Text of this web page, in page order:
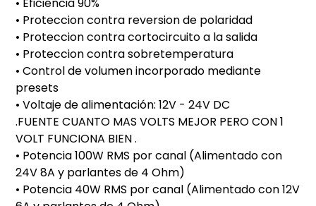
• Eficiencia 90%
• Proteccion contra reversion de polaridad
• Proteccion contra cortocircuito a la salida
• Proteccion contra sobretemperatura
• Control de volumen incorporado mediante
presets
• Voltaje de alimentación: 12V - 24V DC
.FUENTE CUANTO MAS VOLTS MEJOR PERO CON 1
VOLT FUNCIONA BIEN .
• Potencia 100W RMS por canal (Alimentado con
24V 8A y parlantes de 4 Ohm)
• Potencia 40W RMS por canal (Alimentado con 12V